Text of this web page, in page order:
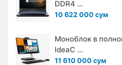
DDR4 ...
10 622 000 сум
Моноблок в
IdeaC ...
11 610 000 сум